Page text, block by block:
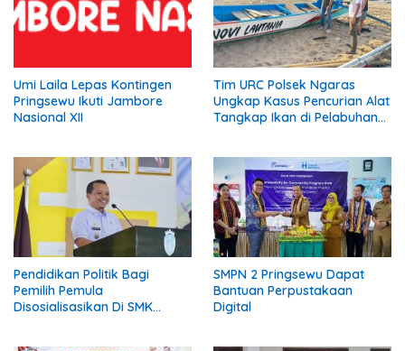
Umi Laila Lepas Kontingen
Pringsewu Ikuti Jambore
Nasional XII
Tim URC Polsek Ngaras
Ungkap Kasus Pencurian Alat
Tangkap Ikan di Pelabuhan
Pendidikan Politik Bagi
Pemilih Pemula
Disosialisasikan Di SMK
SMPN 2 Pringsewu Dapat
Bantuan Perpustakaan
Digital